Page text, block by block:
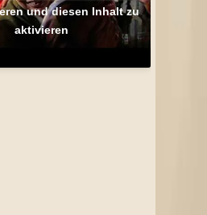
und diesen Inhalt zu
aktivieren